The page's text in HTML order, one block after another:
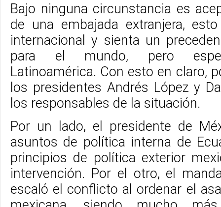
Bajo ninguna circunstancia es
de una embajada extranjera,
internacional y sienta un
para el mundo, pero
Latinoamérica. Con esto en claro,
los presidentes Andrés López y
los responsables de la situación.
Por un lado, el presidente de
asuntos de política interna de
principios de política exterior
intervención. Por el otro, el
escaló el conflicto al ordenar el